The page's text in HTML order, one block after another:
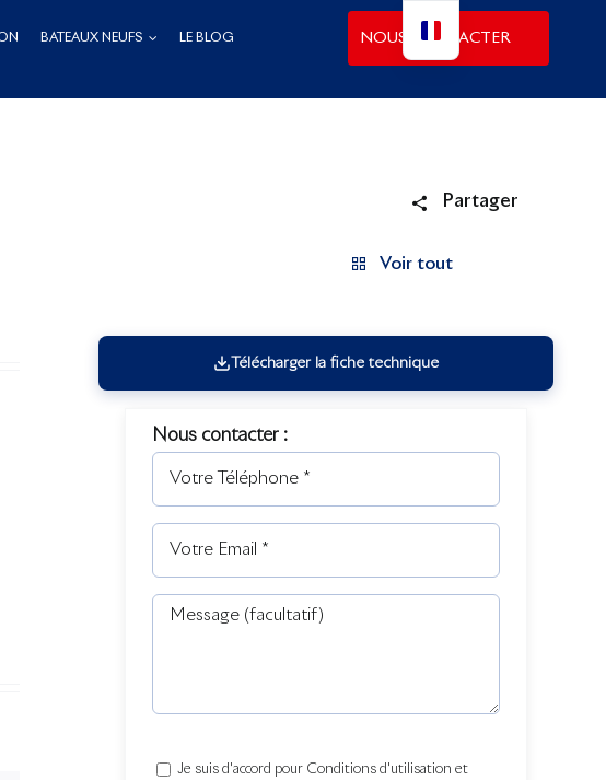
BATEAUX NEUFS LE BLOG NOUS CONTACTER
Partager
Voir tout
Télécharger la fiche technique
Nous contacter :
Je suis d'accord pour Conditions d'utilisation et